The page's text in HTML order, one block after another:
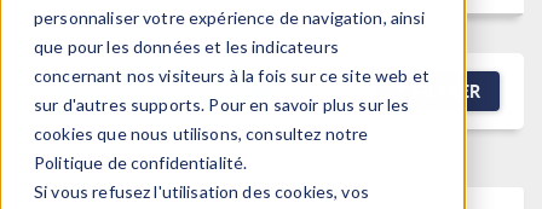
personnaliser votre expérience de navigation, ainsi
que pour les données et les indicateurs
concernant nos visiteurs à la fois sur ce site web et
sur d'autres supports. Pour en savoir plus sur les
cookies que nous utilisons, consultez notre
Politique de confidentialité.
Si vous refusez l'utilisation des cookies, vos
FILTRER